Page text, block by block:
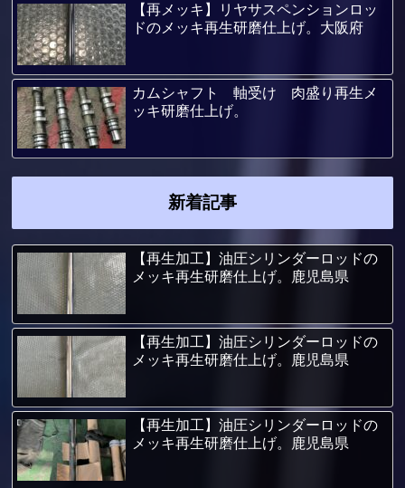
【再メッキ】リヤサスペンションロッ
ドのメッキ再生研磨仕上げ。大阪府
カムシャフト 軸受け 肉盛り再生メ
ッキ研磨仕上げ。
新着記事
【再生加工】油圧シリンダーロッドの
メッキ再生研磨仕上げ。鹿児島県
【再生加工】油圧シリンダーロッドの
メッキ再生研磨仕上げ。鹿児島県
【再生加工】油圧シリンダーロッドの
メッキ再生研磨仕上げ。鹿児島県